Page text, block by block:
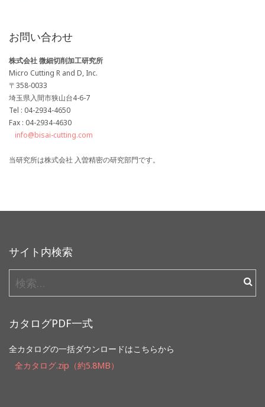
お問い合わせ
株式会社 微細切削加工研究所
Micro Cutting R and D, Inc.
〒358-0033
埼玉県入間市狭山台4-6-7
Tel : 04-2934-4650
Fax : 04-2934-4630
info@bisai-cutting.com
当研究所は株式会社 入曽精密の研究部門です。
サイト内検索
検
索:
カタログPDF一式
全カタログの一括ダウンロードはこちらから
全カタログ.zip（約5.8MB）